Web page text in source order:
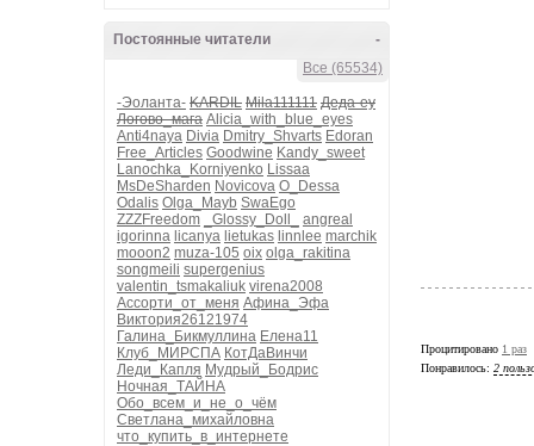
-
Постоянные читатели
Все (65534)
-Эоланта- KARDIL Mila111111 Деда-еу
Логово_мага Alicia_with_blue_eyes
Anti4naya Divia Dmitry_Shvarts Edoran
Free_Articles Goodwine Kandy_sweet
Lanochka_Korniyenko Lissaa
MsDeSharden Novicova O_Dessa
Odalis Olga_Mayb SwaEgo
ZZZFreedom
_Glossy_Doll_
angreal
igorinna licanya lietukas linnlee marchik
mooon2 muza-105 oix olga_rakitina
songmeili supergenius
valentin_tsmakaliuk virena2008
Ассорти_от_меня Афина_Эфа
Виктория26121974
Галина_Бикмуллина Елена11
Клуб_МИРСПА КотДаВинчи
Леди_Капля Мудрый_Бодрис
Ночная_ТАЙНА
Обо_всем_и_не_о_чём
Светлана_михайловна
что_купить_в_интернете
Процитировано 1 раз
Понравилось: 2